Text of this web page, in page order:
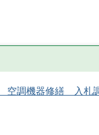
空調機器修繕 入札